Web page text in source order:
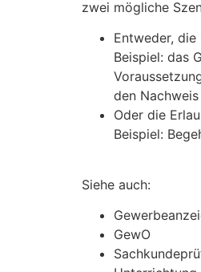
zwei mögliche
Entweder,
Beispiel: das
den
Oder die
Beispiel:
Siehe auch:
GewO